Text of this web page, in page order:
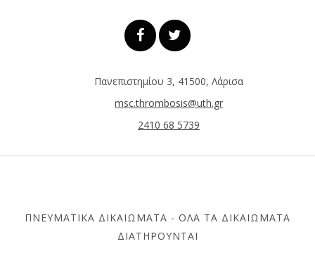
Πανεπιστημίου 3, 41500, Λάρισα
msc.thrombosis@uth.gr
2410 68 5739
ΠΝΕΥΜΑΤΙΚΆ ΔΙΚΑΙΏΜΑΤΑ - ΌΛΑ ΤΑ ΔΙΚΑΙΏΜΑΤΑ
ΔΙΑΤΗΡΟΎΝΤΑΙ